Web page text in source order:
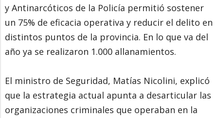
y Antinarcóticos de la Policía permitió sostener
un 75% de eficacia operativa y reducir el delito en
distintos puntos de la provincia. En lo que va del
año ya se realizaron 1.000 allanamientos.
El ministro de Seguridad, Matías Nicolini, explicó
que la estrategia actual apunta a desarticular las
organizaciones criminales que operaban en la